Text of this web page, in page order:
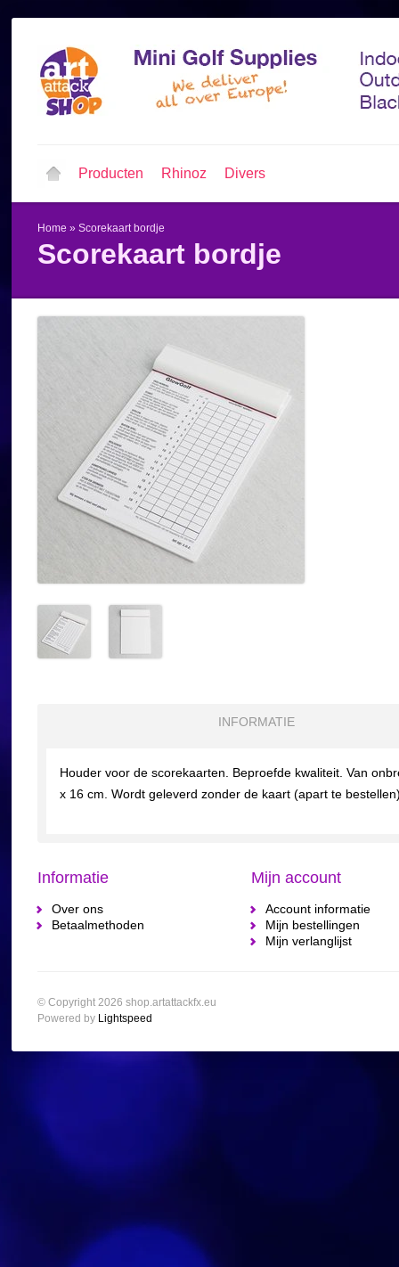
Producten Rhinoz Divers
Home » Scorekaart bordje
Scorekaart bordje
INFORMATIE
Houder voor de scorekaarten. Beproefde kwaliteit. Van
x 16 cm. Wordt geleverd zonder de kaart (apart te
Informatie
Over ons
Betaalmethoden
Mijn account
Account informatie
Mijn bestellingen
Mijn verlanglijst
© Copyright 2026 shop.artattackfx.eu
Powered by Lightspeed